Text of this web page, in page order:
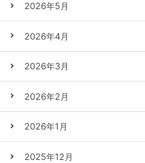
2026年5月
2026年4月
2026年3月
2026年2月
2026年1月
2025年12月